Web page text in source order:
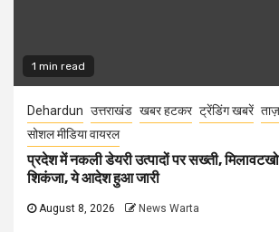
1 min read
Dehardun उत्तराखंड खबर हटकर ट्रेंडिंग खबरें
सोशल मीडिया वायरल
प्रदेश में नकली डेयरी उत्पादों पर सख्ती,
शिकंजा, ये आदेश हुआ जारी
August 8, 2026 News Warta